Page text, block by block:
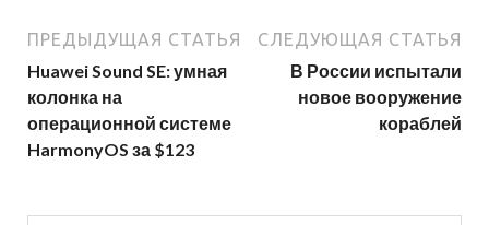
ПРЕДЫДУЩАЯ СТАТЬЯ
Huawei Sound SE: умная
колонка на
операционной системе
HarmonyOS за $123
СЛЕДУЮЩАЯ СТАТЬЯ
В России испытали
новое вооружение
кораблей